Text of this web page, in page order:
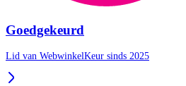
Goedgekeurd
Lid van WebwinkelKeur sinds 2025